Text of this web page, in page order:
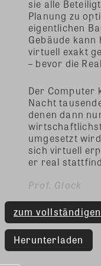
sie alle
Planung zu
eigentlichen
Gebäude
virtuell exakt
– bevor die
Der Computer
Nacht
denen dann
umgesetzt
sich virtuell
er real
Prof. Glock
zum
Herunterladen